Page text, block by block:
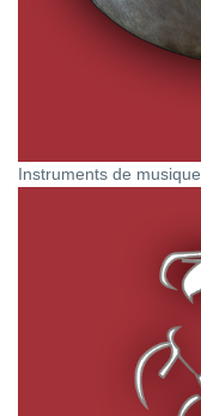
Instruments de musique